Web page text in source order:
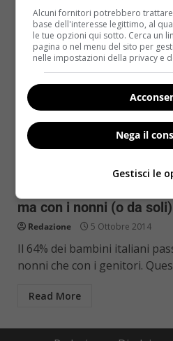
Notizie
ma con i nonni (o da soli)
Redazione 5 Ottobre 2014
Il 64% dei bambini italiani
nonni che con i genitori.
Read More
Alcuni fornitori potrebbero
base dell'interesse legittimo, al
le tue opzioni qui sotto. Cerca un
pagina o nel menu del sito per
nelle impostazioni della privacy e
Nega il
Gestisci le